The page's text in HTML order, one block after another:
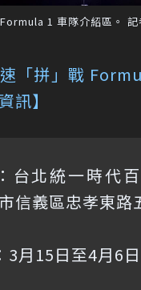
1 車隊介紹區。
速「拼」戰
訊】
台北統一時代
信義區忠孝東路
3月15日至4月6日